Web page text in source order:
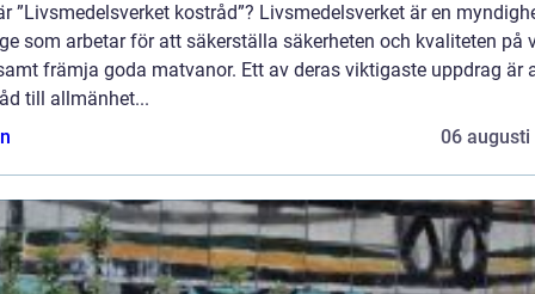
”Livsmedelsverket kostråd”? Livsmedelsverket är en
som arbetar för att säkerställa säkerheten och kvaliteten på
främja goda matvanor. Ett av deras viktigaste uppdrag är
till allmänhet...
06 augusti